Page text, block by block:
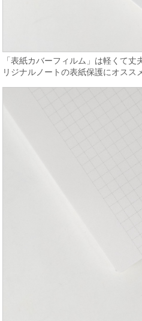
「表紙カバーフィルム」は軽くて
リジナルノートの表紙保護にオスス